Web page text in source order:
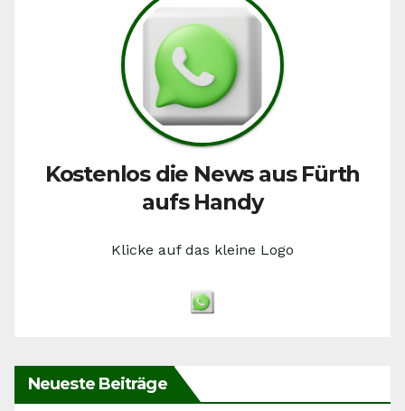
Kostenlos die News aus Fürth
aufs Handy
Klicke auf das kleine Logo
Neueste Beiträge